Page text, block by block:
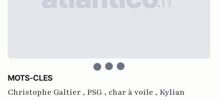
MOTS-CLES
Christophe Galtier , PSG , char à voile , Kylian